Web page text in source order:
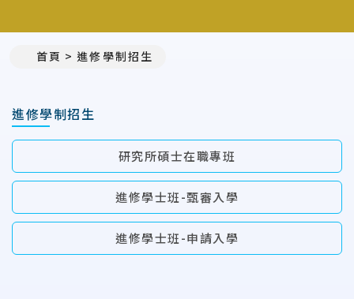
首頁 進修學制招生
進修學制招生
研究所碩士在職專班
進修學士班-甄審入學
進修學士班-申請入學